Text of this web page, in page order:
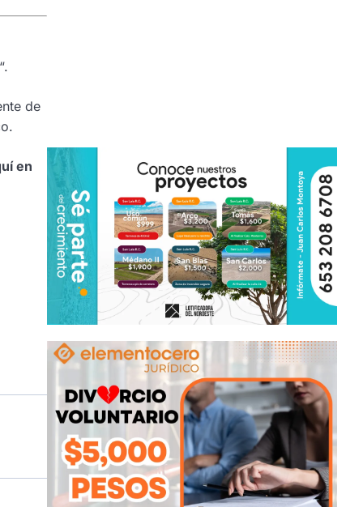
“.
de
en